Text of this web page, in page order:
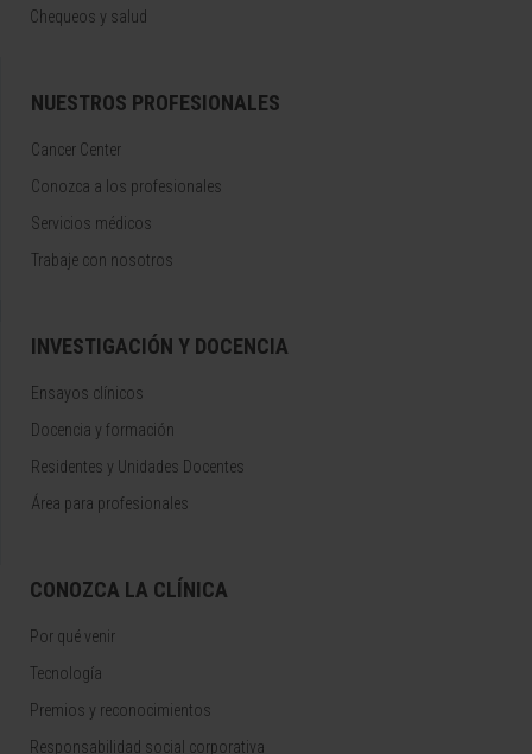
Chequeos y salud
NUESTROS PROFESIONALES
Cancer Center
Conozca a los profesionales
Servicios médicos
Trabaje con nosotros
INVESTIGACIÓN Y DOCENCIA
Ensayos clínicos
Docencia y formación
Residentes y Unidades Docentes
Área para profesionales
CONOZCA LA CLÍNICA
Por qué venir
Tecnología
Premios y reconocimientos
Responsabilidad social corporativa